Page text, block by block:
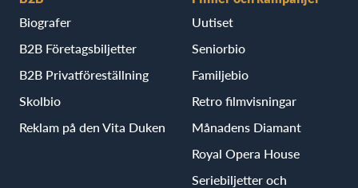
Biografer
B2B Företagsbiljetter
B2B Privatföreställning
Skolbio
Reklam på den Vita Duken
Uutiset
Seniorbio
Familjebio
Retro filmvisningar
Månadens Diamant
Royal Opera House
Seriebiljetter och